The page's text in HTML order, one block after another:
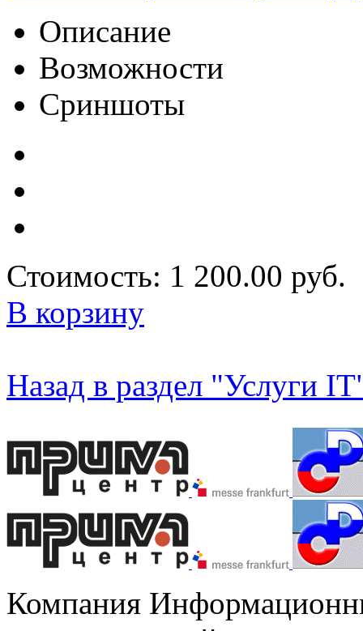
Описание
Возможности
Сриншоты
Стоимость: 1 200.00 руб.
В корзину
Назад в раздел "Услуги
Компания